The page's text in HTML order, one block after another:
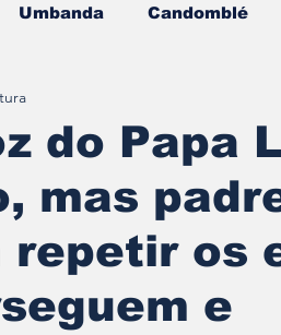
Umbanda Candomblé
Kaluanã
Ekedy Nadja Ómi Afefé
do Papa
mas
repetir os
e